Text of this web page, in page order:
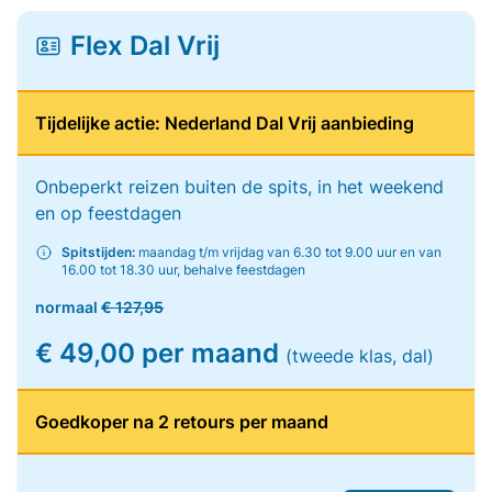
Flex Dal Vrij
Tijdelijke actie: Nederland Dal Vrij aanbieding
Onbeperkt reizen buiten de spits, in het weekend
en op feestdagen
Spitstijden: maandag t/m vrijdag van 6.30 tot 9.00 uur en van
16.00 tot 18.30 uur, behalve feestdagen
normaal € 127,95
€ 49,00 per maand (tweede klas, dal)
Goedkoper na 2 retours per maand